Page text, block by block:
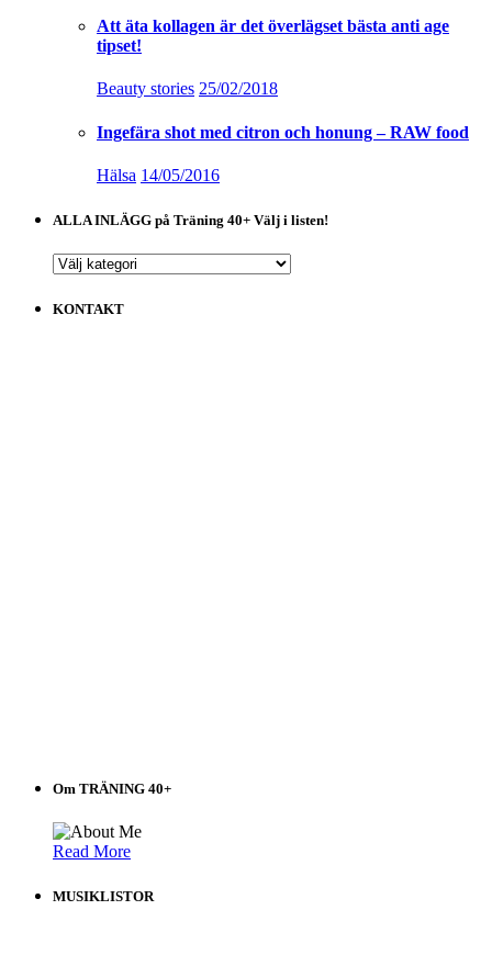
Att äta kollagen är det överlägset bästa anti age
tipset!
Beauty stories 25/02/2018
Ingefära shot med citron och honung – RAW food
Hälsa 14/05/2016
ALLA INLÄGG på Träning 40+ Välj i listen!
ALLA
på
KONTAKT
Om TRÄNING 40+
Read More
MUSIKLISTOR